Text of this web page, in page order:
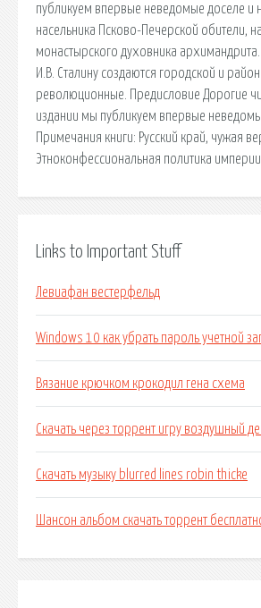
публикуем впервые неведомые доселе и
насельника Псково-Печерской обители,
монастырского духовника
И.В. Сталину создаются городской и
революционные. Предисловие Дорогие
издании мы публикуем впервые
Примечания книги: Русский край, чужая
Этноконфессиональная политика империи
Links to Important Stuff
Левиафан вестерфельд
Windows 10 как убрать пароль учетной
Вязание крючком крокодил гена схема
Скачать через торрент игру воздушный
Скачать музыку blurred lines robin thicke
Шансон альбом скачать торрент